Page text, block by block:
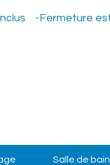
-
Salle de bain